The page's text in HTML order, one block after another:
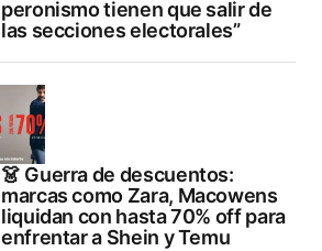
peronismo tienen que salir de
las secciones electorales”
👗 Guerra de descuentos:
marcas como Zara, Macowens
liquidan con hasta 70% off para
enfrentar a Shein y Temu